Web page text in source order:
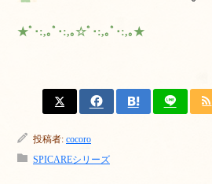
★ﾟ･:,｡ﾟ･:,｡☆ﾟ･:,｡ﾟ･:,｡★
投稿者: cocoro
SPICAREシリーズ